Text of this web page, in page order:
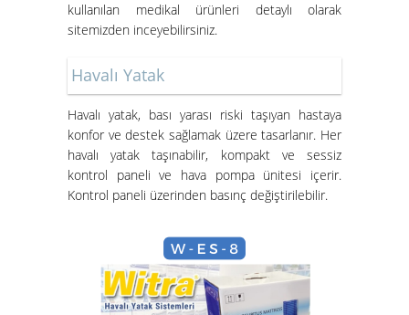
Hasta Karyolası ve Havalı Yatak
Nasıl Kurulur?
kullanılan medikal ürünleri detaylı olarak
sitemizden inceyebilirsiniz.
Havalı Yatak
Havalı yatak, bası yarası riski taşıyan hastaya
konfor ve destek sağlamak üzere tasarlanır. Her
havalı yatak taşınabilir, kompakt ve sessiz
kontrol paneli ve hava pompa ünitesi içerir.
Kontrol paneli üzerinden basınç değiştirilebilir.